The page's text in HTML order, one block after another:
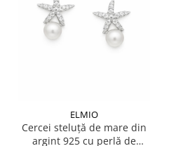
ELMIO
Cercei steluță de mare din
argint 925 cu perlă de